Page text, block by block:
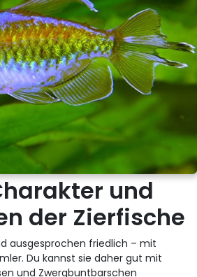
und
der Zierfische
ausgesprochen friedlich – mit
Du kannst sie daher gut mit
und Zwergbuntbarschen